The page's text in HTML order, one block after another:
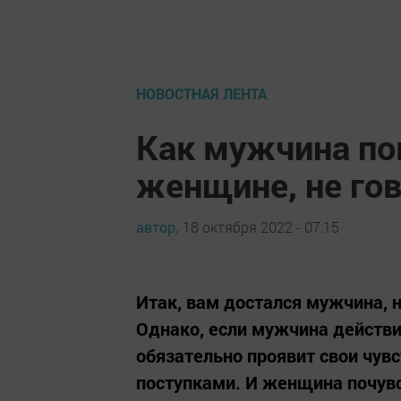
НОВОСТНАЯ ЛЕНТА
Как мужчина
женщине, не
автор, 18 октября 2022 - 07:15
Итак, вам достался мужчина,
Однако, если мужчина
обязательно проявит свои
поступками. И женщина